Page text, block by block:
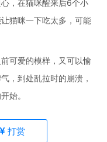
，在猫咪醒来后6个小
猫咪一下吃太多，可能
可爱的模样，又可以愉
，到处乱拉时的崩溃，
始。
打赏